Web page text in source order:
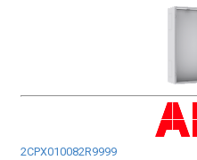
2CPX010082R9999